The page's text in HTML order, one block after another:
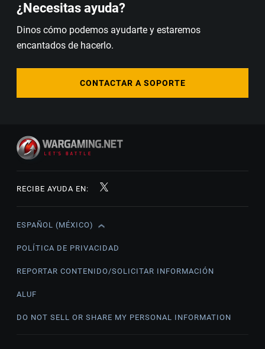
¿Necesitas ayuda?
Dinos cómo podemos ayudarte y estaremos
encantados de hacerlo.
CONTACTAR A SOPORTE
RECIBE AYUDA EN:
English
Čeština
Français
ESPAÑOL (MÉXICO)
POLÍTICA DE PRIVACIDAD
REPORTAR CONTENIDO/SOLICITAR INFORMACIÓN
ALUF
DO NOT SELL OR SHARE MY PERSONAL INFORMATION